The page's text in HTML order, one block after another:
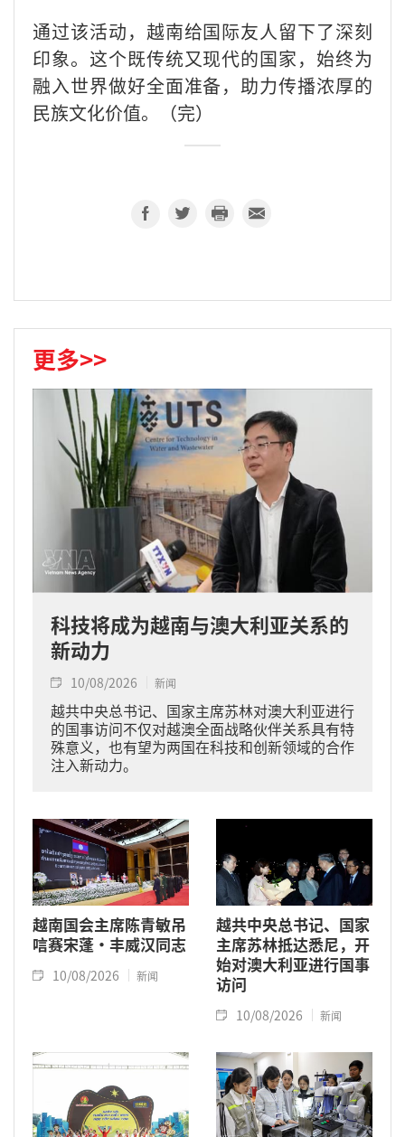
通过该活动，越南给国际友人留下了深刻
印象。这个既传统又现代的国家，始终为
融入世界做好全面准备，助力传播浓厚的
民族文化价值。（完）
更多>>
科技将成为越南与澳大利亚关系的
新动力
10/08/2026 新闻
越共中央总书记、国家主席苏林对澳大利亚进行
的国事访问不仅对越澳全面战略伙伴关系具有特
殊意义，也有望为两国在科技和创新领域的合作
注入新动力。
越南国会主席陈青敏吊
唁赛宋蓬·丰威汉同志
10/08/2026 新闻
越共中央总书记、国家
主席苏林抵达悉尼，开
始对澳大利亚进行国事
访问
10/08/2026 新闻